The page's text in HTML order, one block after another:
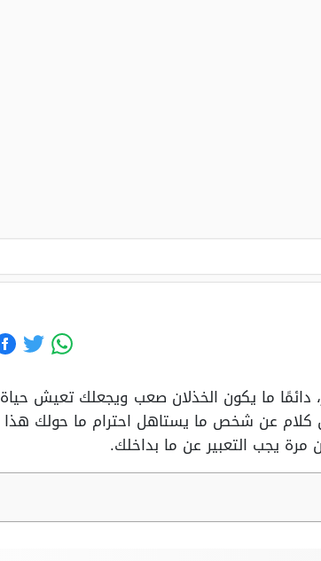
ما يكون الخذلان صعب ويجعلك تعيش حياة
كلام عن شخص ما يستاهل احترام ما حولك هذا
يجب التعبير عن ما بداخلك.